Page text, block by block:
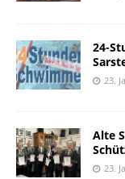
24-
23.
Alte
23.